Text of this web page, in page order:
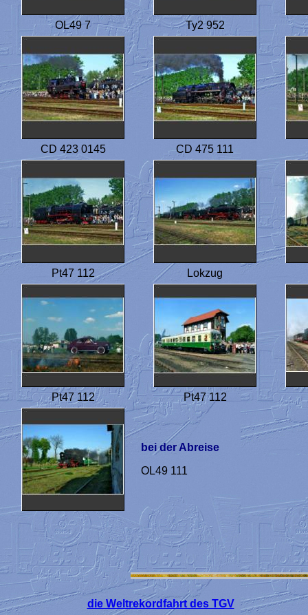
OL49 7 Ty2 952
CD 423 0145 CD 475 111
Pt47 112 Lokzug
Pt47 112 Pt47 112
bei der Abreise
OL49 111
die Weltrekordfahrt des TGV